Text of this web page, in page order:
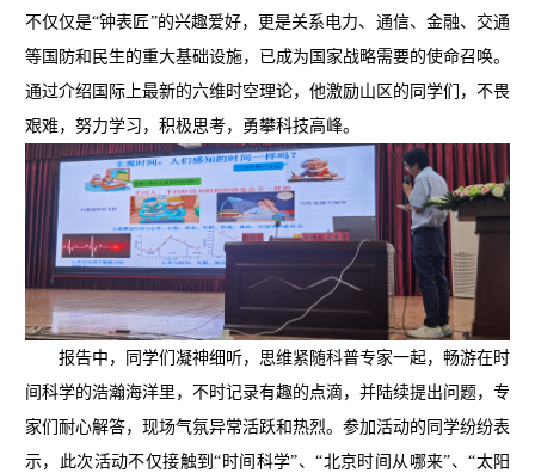
不仅仅是“钟表匠”的兴趣爱好，更是关系电力、通信、金融、交通
等国防和民生的重大基础设施，已成为国家战略需要的使命召唤。
通过介绍国际上最新的六维时空理论，他激励山区的同学们，不畏
艰难，努力学习，积极思考，勇攀科技高峰。
报告中，同学们凝神细听，思维紧随科普专家一起，畅游在时
间科学的浩瀚海洋里，不时记录有趣的点滴，并陆续提出问题，专
家们耐心解答，现场气氛异常活跃和热烈。参加活动的同学纷纷表
示，此次活动不仅接触到“时间科学”、“北京时间从哪来”、“太阳